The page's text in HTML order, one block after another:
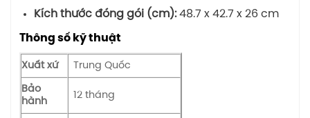
Kích thước đóng gói (cm):48.7 x 42.7 x 26 cm
Thông số kỹ thuật
Xuất xứ Trung Quốc
Bảo
hành
12 tháng